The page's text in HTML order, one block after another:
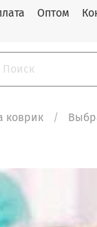
Оптом
коврик